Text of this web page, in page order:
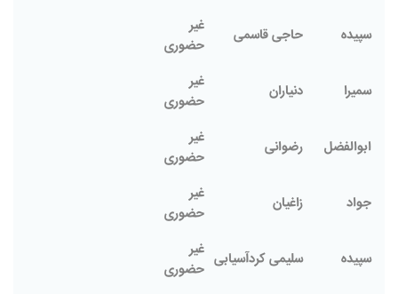
سپیده حاجی قاسمی
غیر
حضوری
سمیرا دنیاران
غیر
حضوری
ابوالفضل رضوانی
غیر
حضوری
جواد زاغیان
غیر
حضوری
سپیده سلیمی کردآسیابی غیر
حضوری